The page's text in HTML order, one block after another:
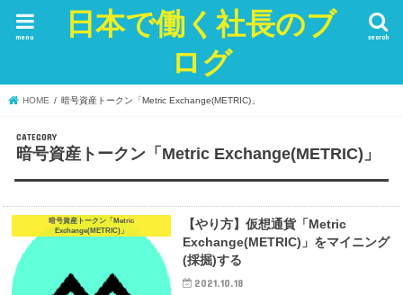
日本で働く社長のブ
ログ
search
menu
HOME 暗号資産トークン「Metric Exchange(METRIC)」
暗号資産トークン「Metric Exchange(METRIC)」
暗号資産トークン「Metric
Exchange(METRIC)」
【やり方】仮想通貨「Metric
Exchange(METRIC)」をマイニング
(採掘)する
2021.10.18